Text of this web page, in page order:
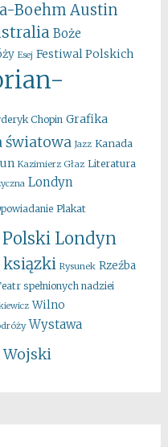
Boehm Austin
Boże
Esej Festiwal Polskich
Chopin Grafika
światowa Jazz Kanada
Kazimierz Głaz Literatura
Londyn
Plakat
Polski Londyn
ksiązki Rysunek Rzeźba
spełnionych nadziei
Wilno
Wystawa